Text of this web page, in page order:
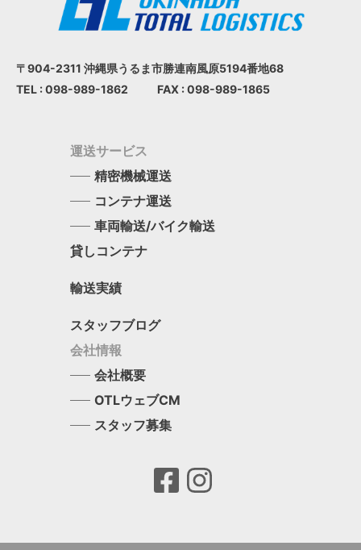
〒904-2311 沖縄県うるま市勝連南風原5194番地68
TEL : 098-989-1862
FAX : 098-989-1865
運送サービス
精密機械運送
コンテナ運送
車両輸送/バイク輸送
貸しコンテナ
輸送実績
スタッフブログ
会社情報
会社概要
OTLウェブCM
スタッフ募集